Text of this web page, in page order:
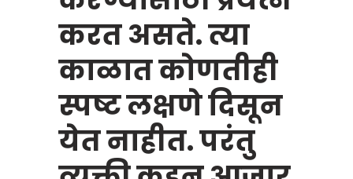
करत असते. त्या
काळात कोणतीही
स्पष्ट लक्षणे दिसून
येत नाहीत. परंतु